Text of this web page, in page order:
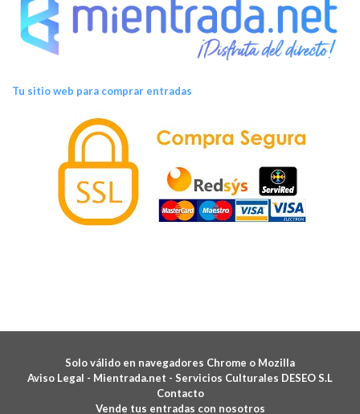
Tu sitio web para comprar entradas
Solo válido en navegadores Chrome o Mozilla
Aviso Legal - Mientrada.net - Servicios Culturales DESEO S.L
Contacto
Vende tus entradas con nosotros